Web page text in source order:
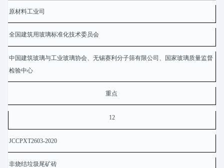
原材料工业司
全国建筑用玻璃标准化技术委员会
中国建筑玻璃与工业玻璃协会、无锡赛利分子筛有限公司、国家玻璃质量监督
检验中心
重点
12
JCCPXT2603-2020
非烧结垃圾尾矿砖